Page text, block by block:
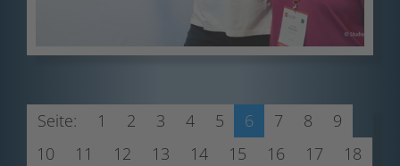
Seite: 1 2 3 4 5 6 7 8
9
10
11 12 13 14 15 16 17
18